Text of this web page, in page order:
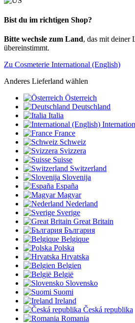
Bist du im richtigen Shop?
Bitte wechsle zum Land, das mit deiner
übereinstimmt.
Zu Cosmeterie International (English)
Anderes Lieferland wählen
Österreich
Deutschland
Italia
France
Schweiz
Svizzera
Suisse
Switzerland
Slovenija
España
Magyar
Nederland
Sverige
Great Britain
България
Belgique
Polska
Hrvatska
Belgien
België
Slovensko
Suomi
Ireland
Česká republika
Romania